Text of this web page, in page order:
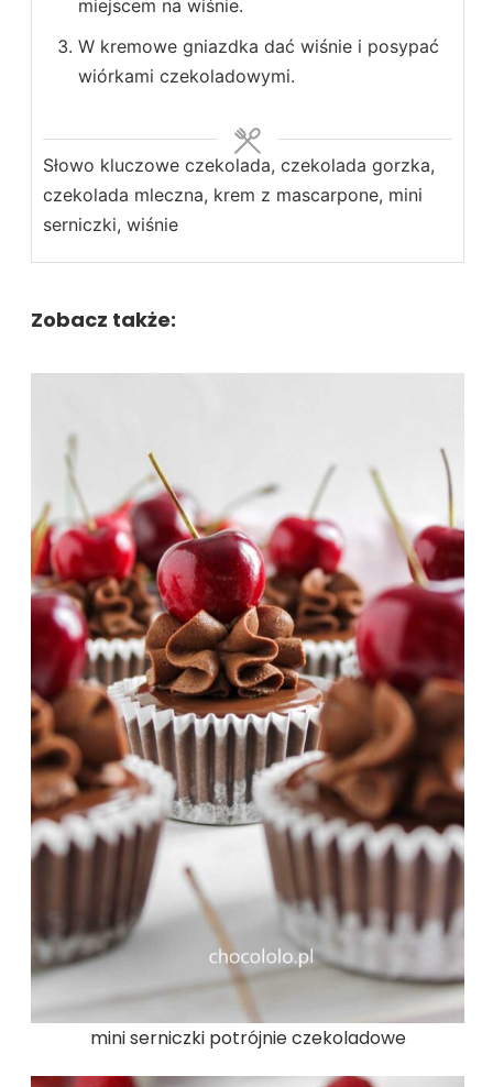
miejscem na wiśnie.
W kremowe gniazdka dać wiśnie i posypać
wiórkami czekoladowymi.
Słowo kluczowe czekolada, czekolada gorzka,
czekolada mleczna, krem z mascarpone, mini
serniczki, wiśnie
Zobacz także:
mini serniczki potrójnie czekoladowe